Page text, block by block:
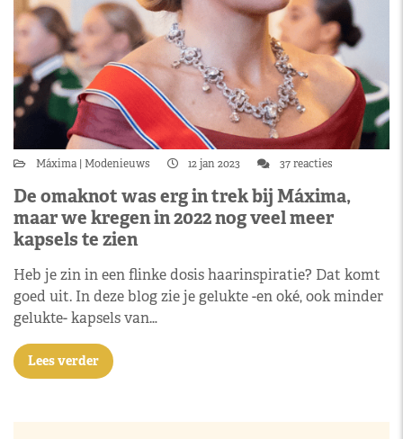
Máxima Modenieuws 12 jan 2023 37 reacties
De omaknot was erg in trek bij Máxima,
maar we kregen in 2022 nog veel meer
kapsels te zien
Heb je zin in een flinke dosis haarinspiratie? Dat komt
goed uit. In deze blog zie je gelukte -en oké, ook minder
gelukte- kapsels van…
Lees verder